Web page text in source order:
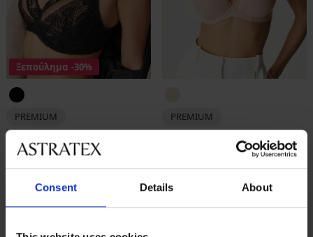
Consent Details About
Ξεπούλημα -30%
PREMIUM
χωρίς ενίσχυση
PREMIUM
Shirt μερικώς ενισχυμένο...
ΠΕΡΙΟΡΙΣΜΕΝΑ